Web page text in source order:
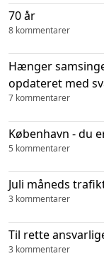
70 år
8 kommentarer
Hænger
opdateret med
7 kommentarer
København - du
5 kommentarer
Juli måneds
3 kommentarer
Til rette
3 kommentarer